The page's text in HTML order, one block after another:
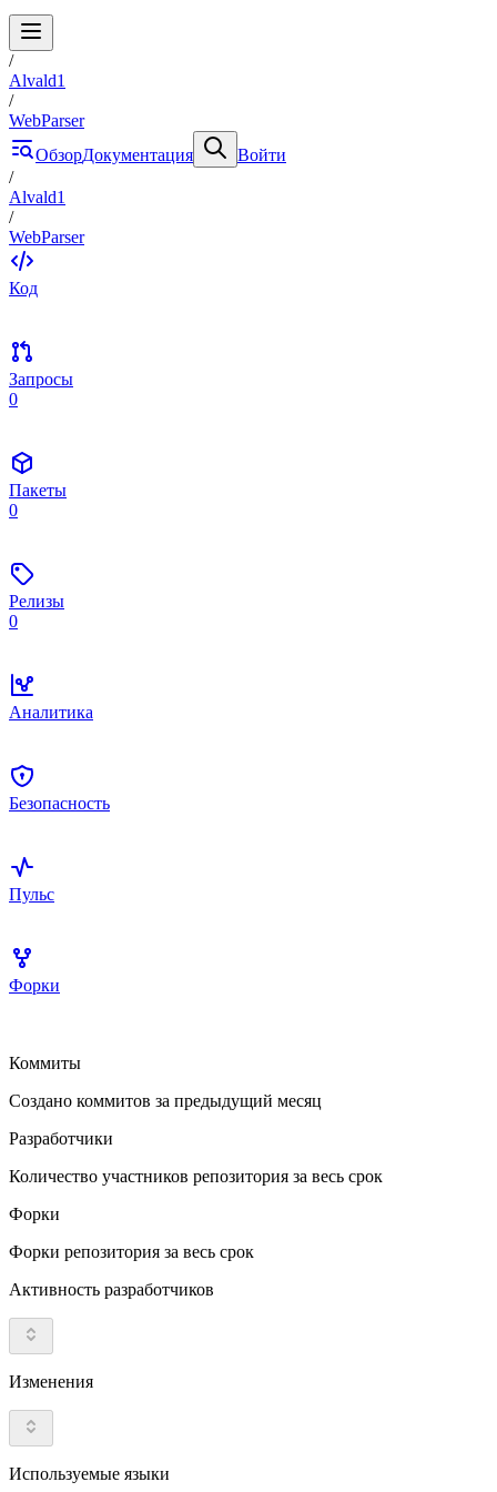
/
Alvald1
/
WebParser
ОбзорДокументация
Войти
/
Alvald1
/
WebParser
Код
Запросы
0
Пакеты
0
Релизы
0
Аналитика
Безопасность
Пульс
Форки
Коммиты
Создано коммитов за предыдущий месяц
Разработчики
Количество участников репозитория за весь срок
Форки
Форки репозитория за весь срок
Активность разработчиков
Изменения
Используемые языки